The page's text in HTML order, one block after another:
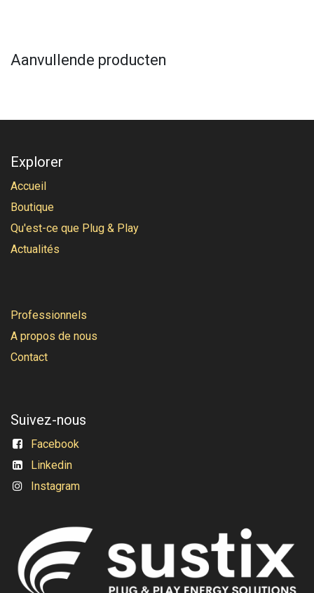
Aanvullende producten
Explorer
Accueil
Boutique
Qu'est-ce que Plug & Play
Actualités
Professionnels
A propos de nous
Contact
Suivez-nous
Facebook
Linkedin
Instagram